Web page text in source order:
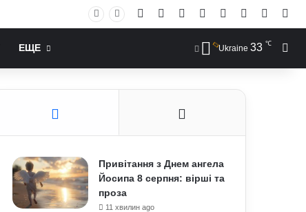
Facebook YouTubeInstagram
RSS Log In
ЕЩЕ Ukraine 33 ℃
Привітання з Днем ангела
Йосипа 8 серпня: вірші та
проза
11 хвилин ago